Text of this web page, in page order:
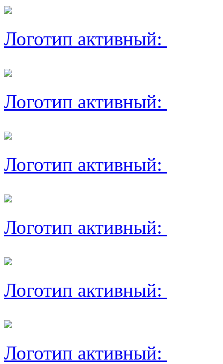
Логотип активный:
Логотип активный:
Логотип активный:
Логотип активный:
Логотип активный:
Логотип активный: